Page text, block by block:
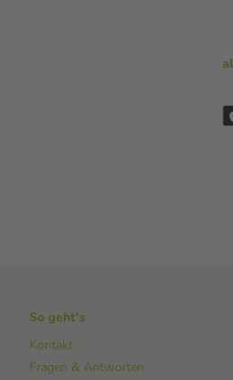
So geht's
Kontakt
Fragen & Antworten